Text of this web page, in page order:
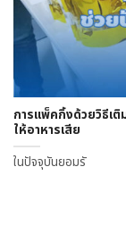
การแพ็คกิ้งด้วยวิธีเ
ให้อาหารเสีย
ในปัจจุบันยอมรั